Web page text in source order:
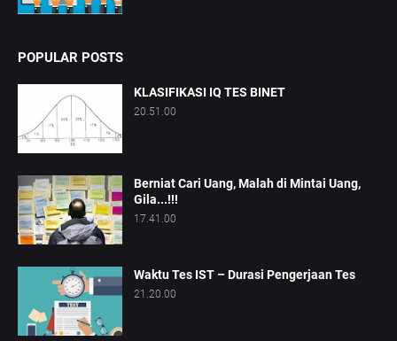
POPULAR POSTS
KLASIFIKASI IQ TES BINET
20.51.00
Berniat Cari Uang, Malah di Mintai Uang,
Gila...!!!
17.41.00
Waktu Tes IST – Durasi Pengerjaan Tes
21.20.00